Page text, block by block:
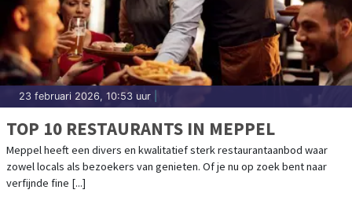
23 februari 2026, 10:53 uur
TOP 10 RESTAURANTS IN MEPPEL
Meppel heeft een divers en kwalitatief sterk restaurantaanbod waar
zowel locals als bezoekers van genieten. Of je nu op zoek bent naar
verfijnde fine [...]